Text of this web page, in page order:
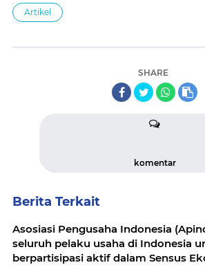
Artikel
SHARE
komentar
Berita Terkait
Asosiasi Pengusaha Indonesia
seluruh pelaku usaha di Indonesia
berpartisipasi aktif dalam Sensus